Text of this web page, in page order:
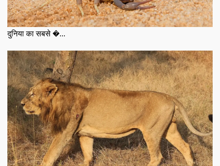
दुनिया का सबसे �...